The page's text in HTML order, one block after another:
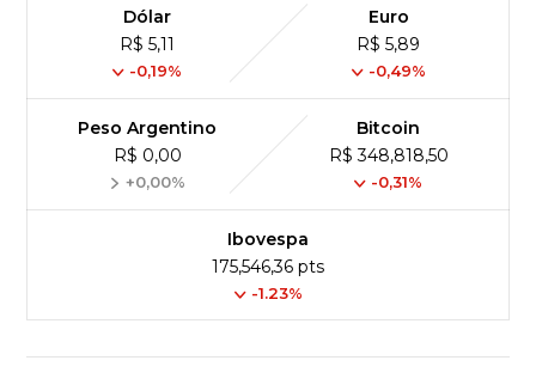
Dólar
R$ 5,11
-0,19%
Euro
R$ 5,89
-0,49%
Peso Argentino
R$ 0,00
+0,00%
Bitcoin
R$ 348,818,50
-0,31%
Ibovespa
175,546,36 pts
-1.23%